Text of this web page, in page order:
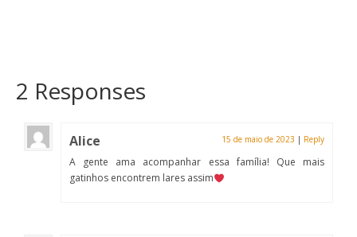
2 Responses
Alice 15 de maio de 2023 | Reply
A gente ama acompanhar essa família! Que mais
gatinhos encontrem lares assim